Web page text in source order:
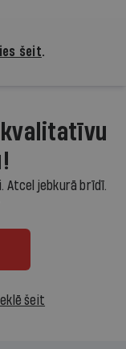
šeit.
Atcel jebkurā brīdī.
šeit